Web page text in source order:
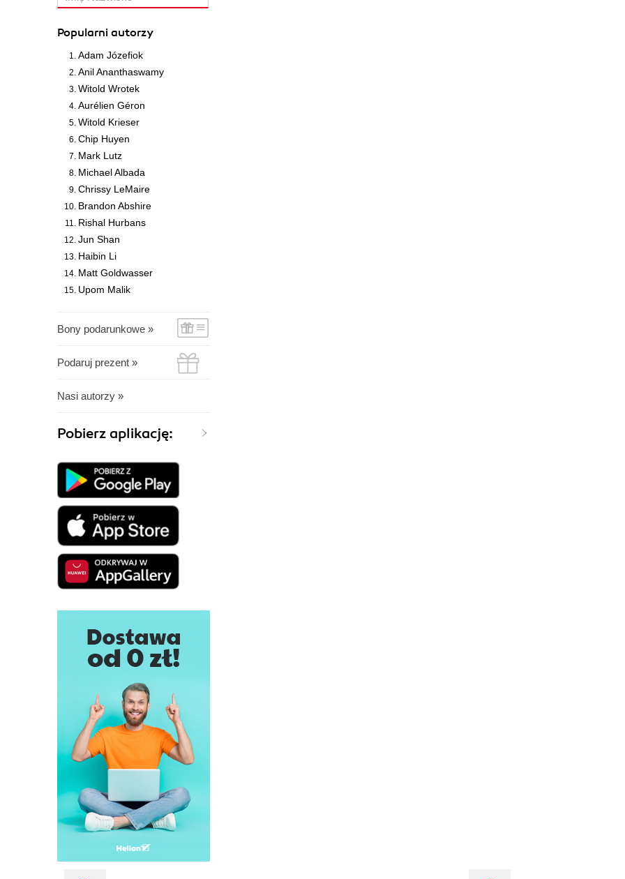
Popularni autorzy
Adam Józefiok
Anil Ananthaswamy
Witold Wrotek
Aurélien Géron
Witold Krieser
Chip Huyen
Mark Lutz
Michael Albada
Chrissy LeMaire
Brandon Abshire
Rishal Hurbans
Jun Shan
Haibin Li
Matt Goldwasser
Upom Malik
Bony podarunkowe »
Podaruj prezent »
Nasi autorzy »
Pobierz aplikację: